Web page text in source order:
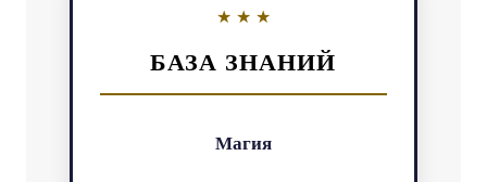
БАЗА ЗНАНИЙ
Магия